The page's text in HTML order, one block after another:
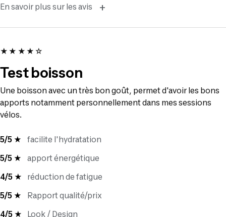
En savoir plus sur les avis +
★★★★☆
Test boisson
Une boisson avec un très bon goût, permet d'avoir les bons
apports notamment personnellement dans mes sessions
vélos.
5/5 ★
facilite l'hydratation
5/5 ★
apport énergétique
4/5 ★
réduction de fatigue
5/5 ★
Rapport qualité/prix
4/5 ★
Look / Design